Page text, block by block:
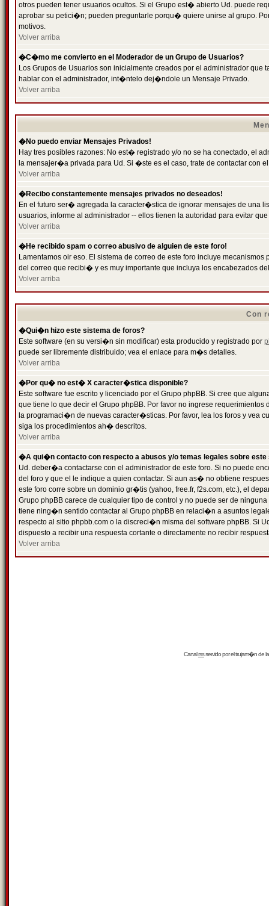
otros pueden tener usuarios ocultos. Si el Grupo est� abierto Ud. puede
aprobar su petici�n; pueden preguntarle porqu� quiere unirse al grupo.
motivos.
Volver arriba
�C�mo me convierto en el Moderador de un Grupo de Usuarios?
Los Grupos de Usuarios son inicialmente creados por el administrador
hablar con el administrador, int�ntelo dej�ndole un Mensaje Privado.
Volver arriba
�No puedo enviar Mensajes Privados!
Hay tres posibles razones: No est� registrado y/o no se ha conectado, el
la mensajer�a privada para Ud. Si �ste es el caso, trate de contactar con
Volver arriba
�Recibo constantemente mensajes privados no deseados!
En el futuro ser� agregada la caracter�stica de ignorar mensajes de una
usuarios, informe al administrador -- ellos tienen la autoridad para evitar
Volver arriba
�He recibido spam o correo abusivo de alguien de este foro!
Lamentamos oir eso. El sistema de correo de este foro incluye
del correo que recibi� y es muy importante que incluya los encabezados
Volver arriba
Con
�Qui�n hizo este sistema de foros?
Este software (en su versi�n sin modificar) esta producido y registrado por
puede ser libremente distribuido; vea el enlace para m�s detalles.
Volver arriba
�Por qu� no est� X caracter�stica disponible?
Este software fue escrito y licenciado por el Grupo phpBB. Si cree que
que tiene lo que decir el Grupo phpBB. Por favor no ingrese
la programaci�n de nuevas caracter�sticas. Por favor, lea los foros y vea
siga los procedimientos ah� descritos.
Volver arriba
�A qui�n contacto con respecto a abusos y/o temas legales sobre este
Ud. deber�a contactarse con el administrador de este foro. Si no puede
del foro y que el le indique a quien contactar. Si aun as� no obtiene
este foro corre sobre un dominio gr�tis (yahoo, free.fr, f2s.com, etc.), el
Grupo phpBB carece de cualquier tipo de control y no puede ser de
tiene ning�n sentido contactar al Grupo phpBB en relaci�n a asuntos
respecto al sitio phpbb.com o la discreci�n misma del software phpBB. Si
dispuesto a recibir una respuesta cortante o directamente no recibir
Volver arriba
Canalrssservido por eltrujam�nde